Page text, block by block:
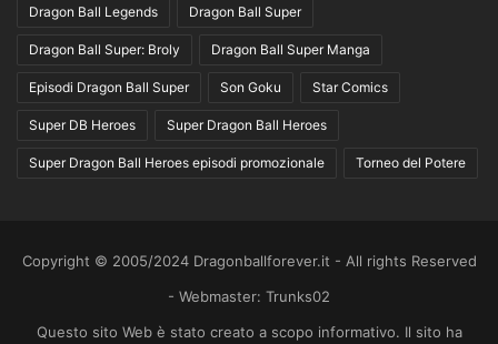
Dragon Ball Legends Dragon Ball Super
Dragon Ball Super: Broly Dragon Ball Super Manga
Episodi Dragon Ball Super Son Goku Star Comics
Super DB Heroes Super Dragon Ball Heroes
Super Dragon Ball Heroes episodi promozionale Torneo del Potere
Copyright © 2005/2024 Dragonballforever.it - All rights Reserved
- Webmaster: Trunks02
Questo sito Web è stato creato a scopo informativo. Il sito ha